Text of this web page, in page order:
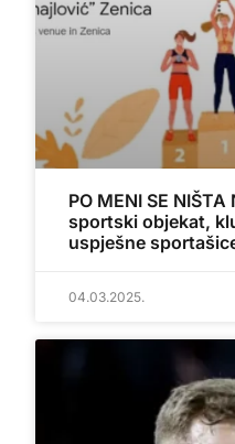
PO MENI SE
sportski objekat,
uspješne
04.03.2025.